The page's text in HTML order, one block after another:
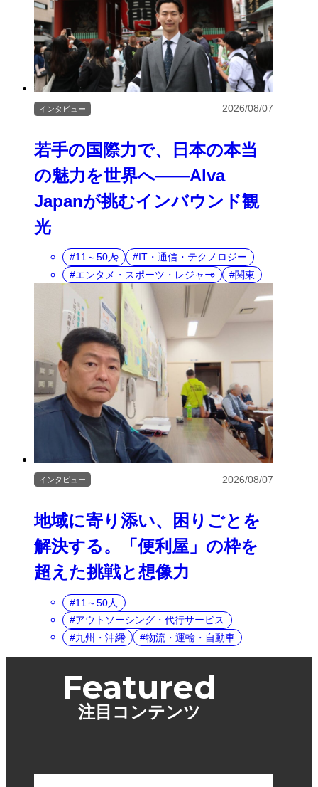
若手の国際力で、日本の本当
の魅力を世界へ――Alva
Japanが挑むインバウンド観
光
インタビュー 2026/08/07
11～50人
IT・通信・テクノロジー
エンタメ・スポーツ・レジャー
関東
地域に寄り添い、困りごとを
解決する。「便利屋」の枠を
超えた挑戦と想像力
インタビュー 2026/08/07
11～50人
アウトソーシング・代行サービス
九州・沖縄
物流・運輸・自動車
Featured
注目コンテンツ